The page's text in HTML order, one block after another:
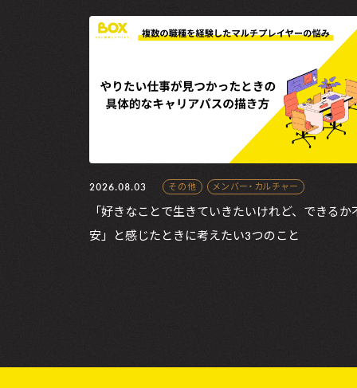
2026.08.03 その他 メンバー・カルチャー
「好きなことで生きていきたいけれど、できるか
安」と感じたときに考えたい3つのこと